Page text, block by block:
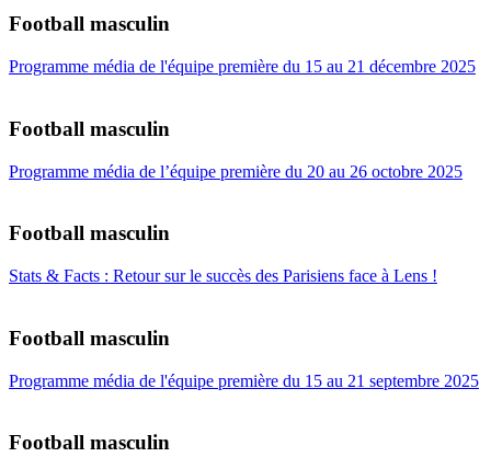
Football masculin
Programme média de l'équipe première du 15 au 21 décembre 2025
Football masculin
Programme média de l’équipe première du 20 au 26 octobre 2025
Football masculin
Stats & Facts : Retour sur le succès des Parisiens face à Lens !
Football masculin
Programme média de l'équipe première du 15 au 21 septembre 2025
Football masculin